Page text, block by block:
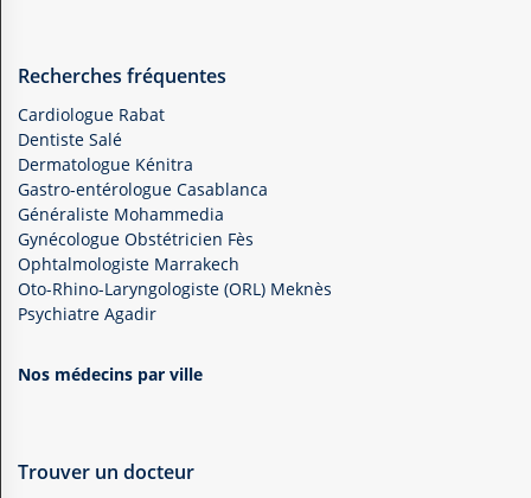
Recherches fréquentes
Cardiologue Rabat
Dentiste Salé
Dermatologue Kénitra
Gastro-entérologue Casablanca
Généraliste Mohammedia
Gynécologue Obstétricien Fès
Ophtalmologiste Marrakech
Oto-Rhino-Laryngologiste (ORL) Meknès
Psychiatre Agadir
Nos médecins par ville
Trouver un docteur